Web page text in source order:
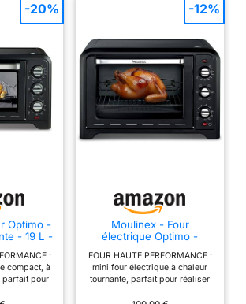
<li>Technologie 6TH
SENSE</li> <li>Classe
énergétique A+</li>
</ul>
Optimo -
- 19 L -
:
compact, à
parfait pour
-20%
Moulinex - Four
électrique Optimo -
- Noir
FOUR HAUTE PERFORMANCE :
mini four électrique à chaleur
tournante, parfait pour réaliser
-12%